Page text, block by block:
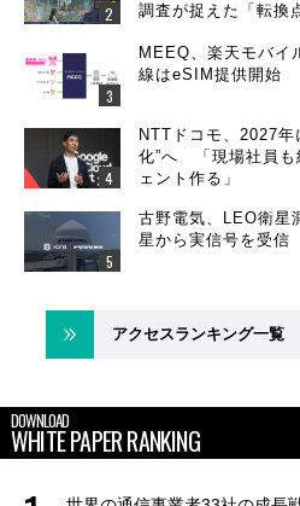
調査が捉えた「転換
MEEQ、楽天モバ
線はeSIM提供開始
NTTドコモ、2027年
化”へ 「現場社員も
ェント作る」
古野電気、LEO衛星
星から実信号を受信
アクセスランキング一覧
DOWNLOAD
WHITE PAPER RANKING